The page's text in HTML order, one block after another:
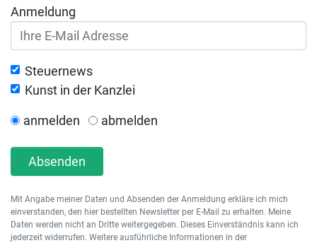
Anmeldung
Steuernews
Kunst in der Kanzlei
anmelden abmelden
Absenden
Mit Angabe meiner Daten und Absenden der Anmeldung erkläre ich mich
einverstanden, den hier bestellten Newsletter per E-Mail zu erhalten. Meine
Daten werden nicht an Dritte weitergegeben. Dieses Einverständnis kann ich
jederzeit widerrufen. Weitere ausführliche Informationen in der